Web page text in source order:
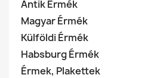
Antik Érmék
Magyar Érmék
Külföldi Érmék
Habsburg Érmék
Érmek, Plakettek